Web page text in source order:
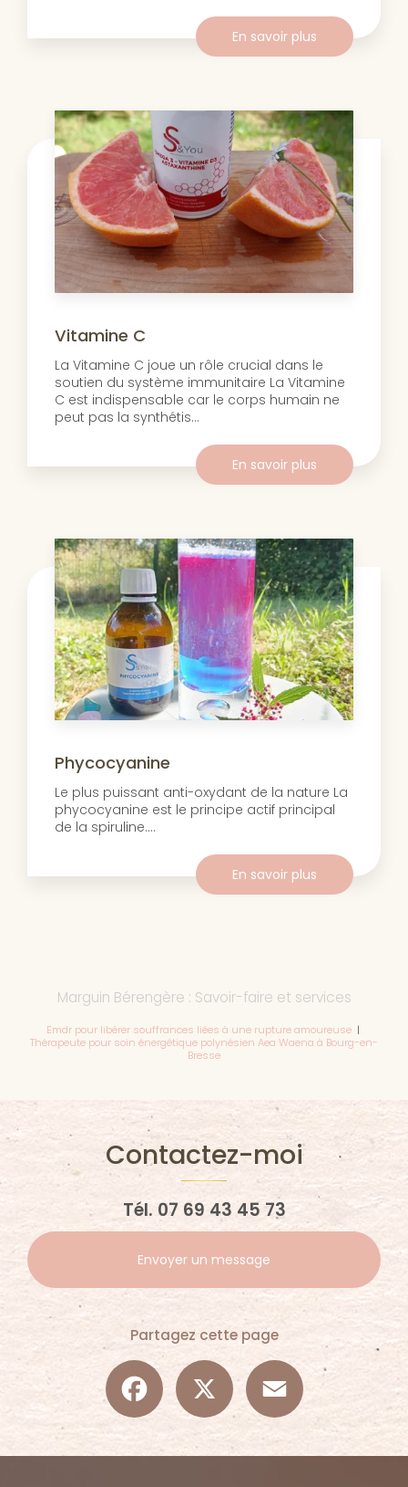
En savoir plus
Vitamine C
La Vitamine C joue un rôle crucial dans le
soutien du système immunitaire La Vitamine
C est indispensable car le corps humain ne
peut pas la synthétis...
En savoir plus
Phycocyanine
Le plus puissant anti-oxydant de la nature La
phycocyanine est le principe actif principal
de la spiruline....
En savoir plus
Marguin Bérengère : Savoir-faire et services
Emdr pour libérer souffrances liées à une rupture amoureuse|
Thérapeute pour soin énergétique polynésien Aea Waena à Bourg-en-
Bresse
Contactez-moi
Tél. 07 69 43 45 73
Envoyer un message
Partagez cette page
Facebook Email